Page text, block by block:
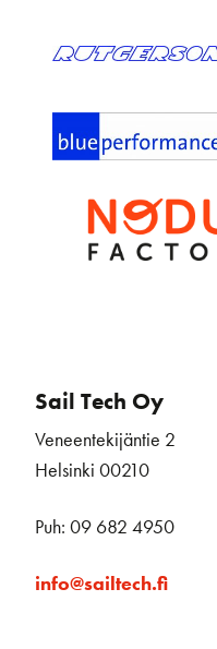
Sail Tech Oy
Veneentekijäntie 2
Helsinki 00210
Puh: 09 682 4950
info@sailtech.fi